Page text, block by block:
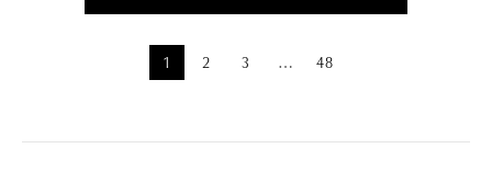
1 2 3 ⋯ 48